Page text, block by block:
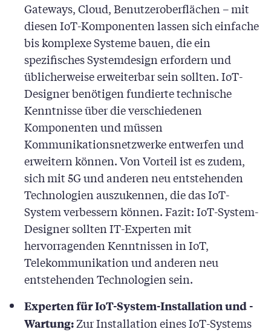
Gateways, Cloud, Benutzeroberflächen – mit
diesen IoT-Komponenten lassen sich einfache
bis komplexe Systeme bauen, die ein
spezifisches Systemdesign erfordern und
üblicherweise erweiterbar sein sollten. IoT-
Designer benötigen fundierte technische
Kenntnisse über die verschiedenen
Komponenten und müssen
Kommunikationsnetzwerke entwerfen und
erweitern können. Von Vorteil ist es zudem,
sich mit 5G und anderen neu entstehenden
Technologien auszukennen, die das IoT-
System verbessern können. Fazit: IoT-System-
Designer sollten IT-Experten mit
hervorragenden Kenntnissen in IoT,
Telekommunikation und anderen neu
entstehenden Technologien sein.
Experten für IoT-System-Installation und -
Wartung: Zur Installation eines IoT-Systems